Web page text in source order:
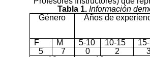
Tabla 1. Información
Género
Años de
F M 5-10 10-15
5
7 0 2